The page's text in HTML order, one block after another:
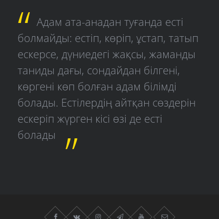
Адам ата-анадан туғанда есті
болмайды: естіп, көріп, ұстап, татып
ескерсе, дүниедегі жақсы, жаманды
таниды дағы, сондайдан білгені,
көргені көп болған адам білімді
болады. Естілердің айтқан сөздерін
ескеріп жүрген кісі өзі де есті
болады